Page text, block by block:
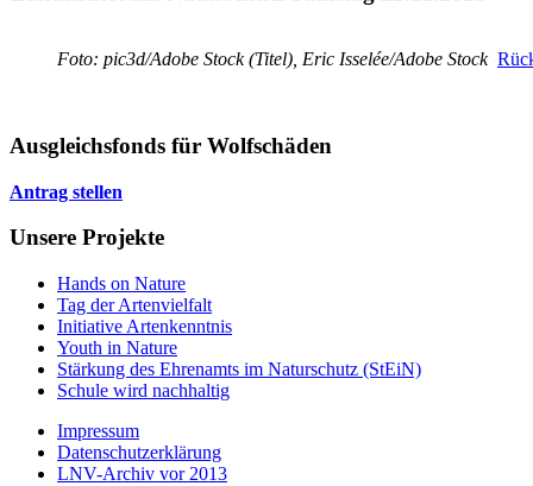
Foto: pic3d/Adobe Stock (Titel), Eric Isselée/Adobe Stock
Ausgleichsfonds für Wolfschäden
Antrag stellen
Unsere Projekte
Hands on Nature
Tag der Artenvielfalt
Initiative Artenkenntnis
Youth in Nature
Stärkung des Ehrenamts im Naturschutz (StEiN)
Schule wird nachhaltig
Impressum
Datenschutzerklärung
LNV-Archiv vor 2013